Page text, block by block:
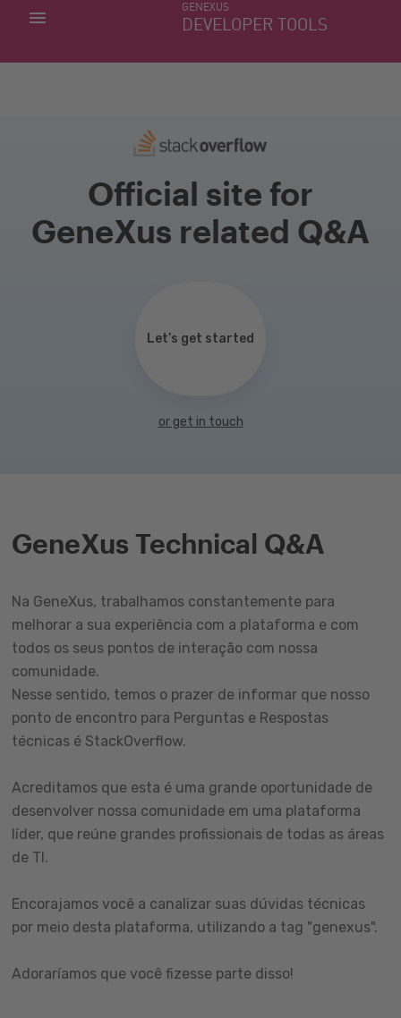
GENEXUS
DEVELOPER TOOLS
MINHAS APLICACÕES
Official site for
GeneXus related Q&A
Let’s get started
or get in touch
GeneXus Technical Q&A
Na GeneXus, trabalhamos constantemente para
melhorar a sua experiência com a plataforma e com
todos os seus pontos de interação com nossa
comunidade.
Nesse sentido, temos o prazer de informar que nosso
ponto de encontro para Perguntas e Respostas
técnicas é StackOverflow.
Acreditamos que esta é uma grande oportunidade de
desenvolver nossa comunidade em uma plataforma
líder, que reúne grandes profissionais de todas as áreas
de TI.
Encorajamos você a canalizar suas dúvidas técnicas
por meio desta plataforma, utilizando a tag "genexus".
Adoraríamos que você fizesse parte disso!